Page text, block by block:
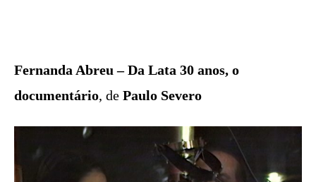
Fernanda Abreu – Da Lata 30 anos, o
documentário, de Paulo Severo